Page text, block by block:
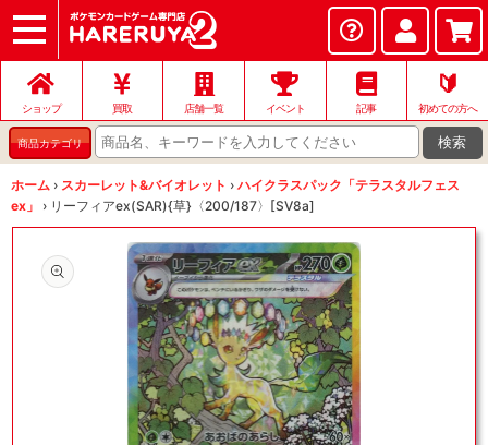
ショップ
店頭買取
ネット買取
店舗一覧
イベント
お問い合わせ
ショップ 買取 店舗一覧 イベント 記事
🔰
初めての方へ
商品カテゴリ 検索
ホーム › スカーレット&バイオレット › ハイクラスパック「テラスタルフェス
ex」
› リーフィアex(SAR){草}〈200/187〉[SV8a]